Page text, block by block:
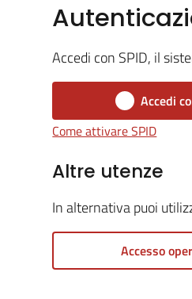
Accedi con SPID, il
Accedi
Come attivare SPID
Altre utenze
In alternativa puoi
Accesso